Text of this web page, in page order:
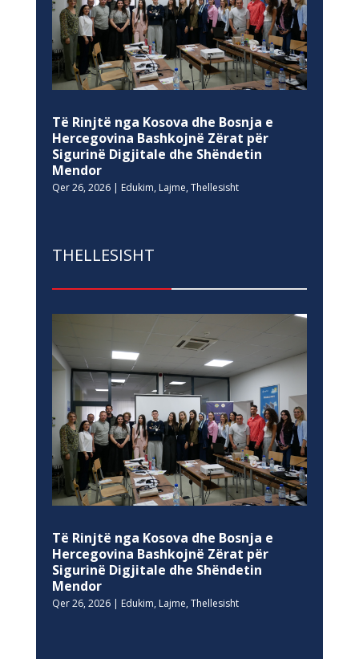
Të Rinjtë nga Kosova dhe Bosnja e
Hercegovina Bashkojnë Zërat për
Sigurinë Digjitale dhe Shëndetin
Mendor
Qer 26, 2026| Edukim, Lajme, Thellesisht
THELLESISHT
Të Rinjtë nga Kosova dhe Bosnja e
Hercegovina Bashkojnë Zërat për
Sigurinë Digjitale dhe Shëndetin
Mendor
Qer 26, 2026| Edukim, Lajme, Thellesisht